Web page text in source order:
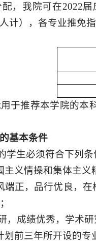
配，我院可在2022
计）， 各专业推免
于推荐本学院的本
基本条件
学生必须符合下列条
主义情操和集体主
端正，品行优良，
，成绩优秀，学术
划前三年所开设的